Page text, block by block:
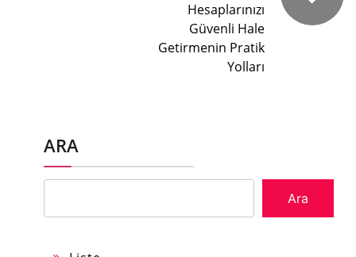
Hesaplarınızı
Güvenli Hale
Getirmenin Pratik
Yolları
ARA
Ara